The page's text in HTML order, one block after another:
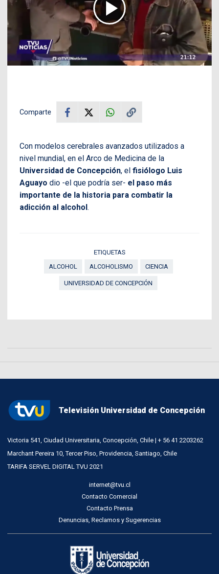
Comparte
Con modelos cerebrales avanzados utilizados a
nivel mundial, en el Arco de Medicina de la
Universidad de Concepción, el fisiólogo Luis
Aguayo dio -el que podría ser- el paso más
importante de la historia para combatir la
adicción al alcohol .
ETIQUETAS
ALCOHOL
ALCOHOLISMO CIENCIA
UNIVERSIDAD DE CONCEPCIÓN
Televisión Universidad de Concepción
Victoria 541, Ciudad Universitaria, Concepción, Chile | + 56 41 2203262
Marchant Pereira 10, Tercer Piso, Providencia, Santiago, Chile
TARIFA SERVEL DIGITAL TVU 2021
internet@tvu.cl
Contacto Comercial
Contacto Prensa
Denuncias, Reclamos y Sugerencias